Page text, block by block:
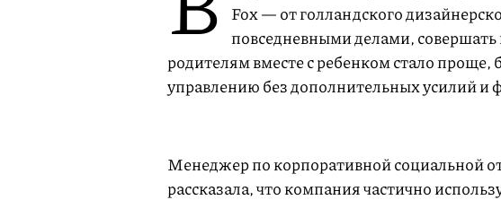
Fox — от голландского
повседневными делами, совершать
родителям вместе с ребенком стало проще,
управлению без дополнительных усилий и
Менеджер по корпоративной социальной
рассказала, что компания частично